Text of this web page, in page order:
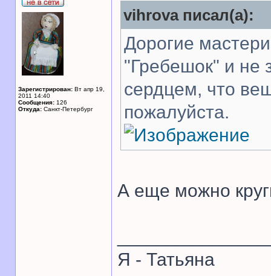
Зарегистрирован: Вт апр 19,
2011 14:40
Сообщения: 126
Откуда: Санкт-Петербург
vihrova писал(а):
Дорогие
"Гребешок" и не
сердцем, что
пожалуйста.
А еще можно
Я - Татьяна